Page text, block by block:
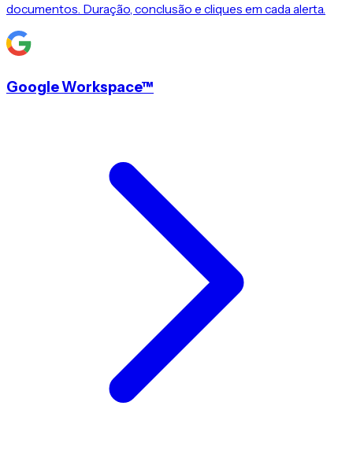
documentos. Duração, conclusão e cliques em cada alerta.
Google Workspace™